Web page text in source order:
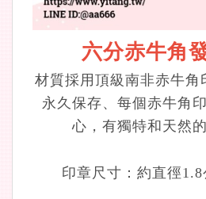
六分赤牛角
材質採用頂級南非赤牛角
永久保存、每個赤牛角
心，有獨特和天然
印章尺寸：約直徑